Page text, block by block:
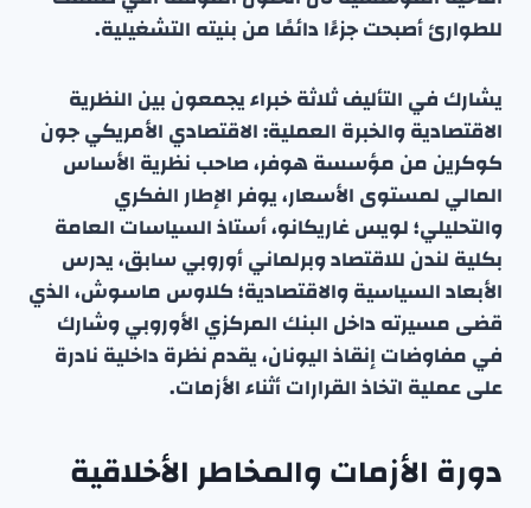
للطوارئ أصبحت جزءًا دائمًا من بنيته التشغيلية.
يشارك في التأليف ثلاثة خبراء يجمعون بين النظرية
الاقتصادية والخبرة العملية: الاقتصادي الأمريكي جون
كوكرين من مؤسسة هوفر، صاحب نظرية الأساس
المالي لمستوى الأسعار، يوفر الإطار الفكري
والتحليلي؛ لويس غاريكانو، أستاذ السياسات العامة
بكلية لندن للاقتصاد وبرلماني أوروبي سابق، يدرس
الأبعاد السياسية والاقتصادية؛ كلاوس ماسوش، الذي
قضى مسيرته داخل البنك المركزي الأوروبي وشارك
في مفاوضات إنقاذ اليونان، يقدم نظرة داخلية نادرة
على عملية اتخاذ القرارات أثناء الأزمات.
دورة الأزمات والمخاطر الأخلاقية